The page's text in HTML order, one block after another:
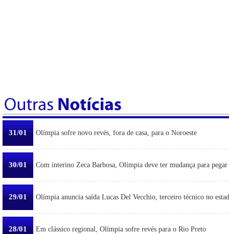
31/01 Olímpia sofre novo revés, fora de casa, para o Noroeste
30/01 Com interino Zeca Barbosa, Olímpia deve ter mudança para pegar
29/01 Olímpia anuncia saída Lucas Del Vecchio, terceiro técnico no
28/01 Em clássico regional, Olímpia sofre revés para o Rio Preto